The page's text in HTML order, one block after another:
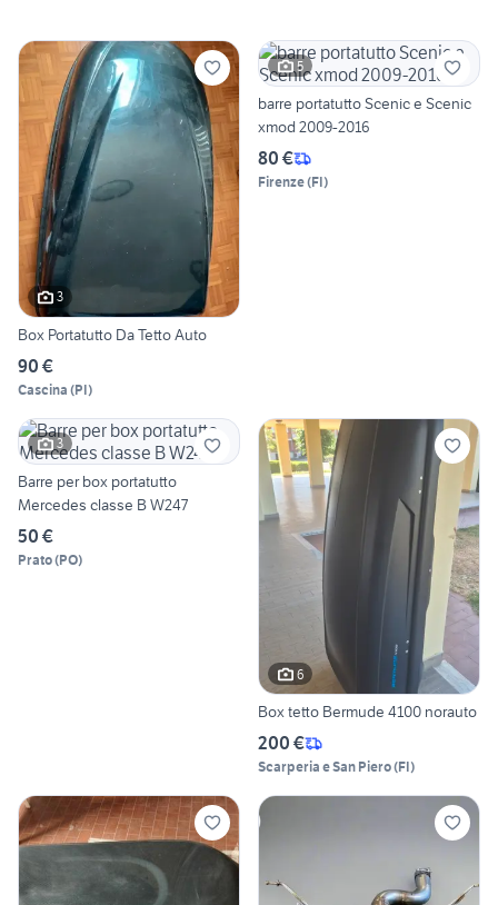
3
Box Portatutto Da Tetto Auto
90 €
Cascina (PI)
5
barre portatutto Scenic e Scenic
xmod 2009-2016
80 €
Firenze(FI)
3
Barre per box portatutto
Mercedes classe B W247
50 €
Prato(PO)
6
Box tetto Bermude 4100 norauto
200 €
Scarperia e San Piero(FI)